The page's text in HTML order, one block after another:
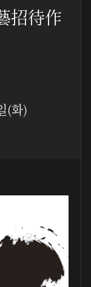
招待作
(화)